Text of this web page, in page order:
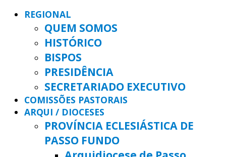
REGIONAL
QUEM SOMOS
HISTÓRICO
BISPOS
PRESIDÊNCIA
SECRETARIADO EXECUTIVO
COMISSÕES PASTORAIS
ARQUI / DIOCESES
PROVÍNCIA ECLESIÁSTICA DE
PASSO FUNDO